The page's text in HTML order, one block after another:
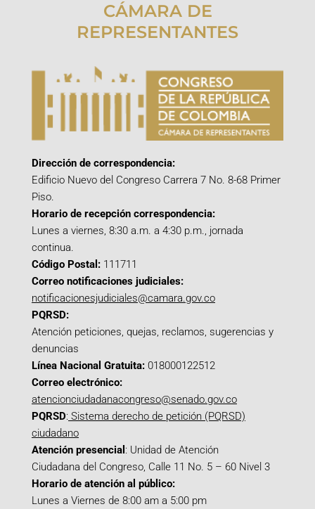
CÁMARA DE
REPRESENTANTES
Dirección de correspondencia:
Edificio Nuevo del Congreso Carrera 7 No. 8-68 Primer
Piso.
Horario de recepción correspondencia:
Lunes a viernes, 8:30 a.m. a 4:30 p.m., jornada
continua.
Código Postal: 111711
Correo notificaciones judiciales:
notificacionesjudiciales@camara.gov.co
PQRSD:
Atención peticiones, quejas, reclamos, sugerencias y
denuncias
Línea Nacional Gratuita: 018000122512
Correo electrónico:
atencionciudadanacongreso@senado.gov.co
PQRSD: Sistema derecho de petición (PQRSD)
ciudadano
Atención presencial : Unidad de Atención
Ciudadana del Congreso, Calle 11 No. 5 – 60 Nivel 3
Horario de atención al público:
Lunes a Viernes de 8:00 am a 5:00 pm